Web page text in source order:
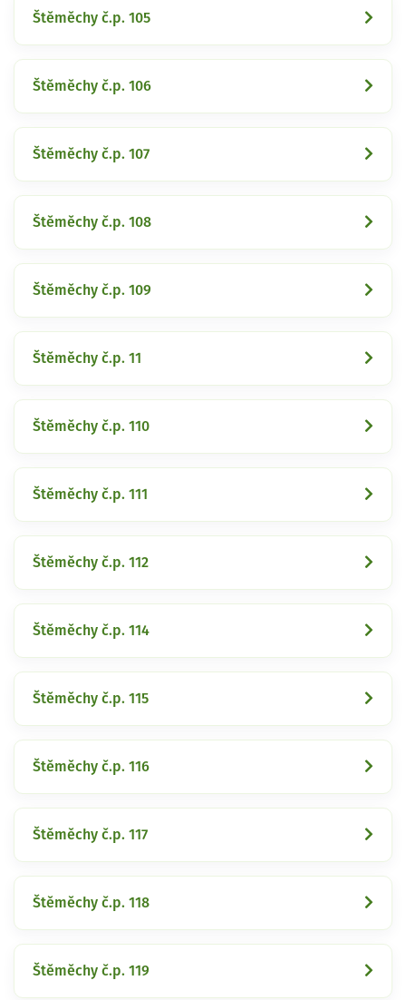
Štěměchy č.p. 105
Štěměchy č.p. 106
Štěměchy č.p. 107
Štěměchy č.p. 108
Štěměchy č.p. 109
Štěměchy č.p. 11
Štěměchy č.p. 110
Štěměchy č.p. 111
Štěměchy č.p. 112
Štěměchy č.p. 114
Štěměchy č.p. 115
Štěměchy č.p. 116
Štěměchy č.p. 117
Štěměchy č.p. 118
Štěměchy č.p. 119